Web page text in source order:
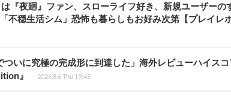
は『夜廻』ファン、スローライフ好き、新規ユーザーの
不穏生活シム」恐怖も暮らしもお好み次第【プレイレポ
ついに究極の完成形に到達した」海外レビューハイス
』
2026.8.6 Thu 19:45